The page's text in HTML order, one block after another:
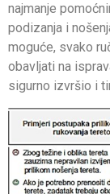
najmanje
podizanja i
moguće, svako
obavljati na
sigurno izvršio i